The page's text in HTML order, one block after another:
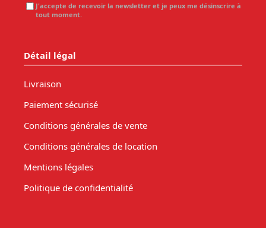
J'accepte de recevoir la newsletter et je peux me désinscrire à
tout moment.
Détail légal
Livraison
Paiement sécurisé
Conditions générales de vente
Conditions générales de location
Mentions légales
Politique de confidentialité